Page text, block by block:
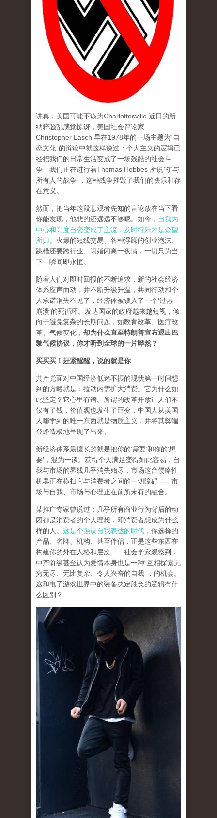
讲真，美国可能不该为Charlottesville 近日的新
纳粹骚乱感觉惊讶，美国社会评论家
Christopher Lasch 早在1978年的一场主题为“自
恋文化”的辩论中就这样说过：个人主义的逻辑已
经把我们的日常生活变成了一场残酷的社会斗
争，我们正在进行着Thomas Hobbes 所说的“与
所有人的战争”，这种战争摧毁了我们的快乐和存
在意义。
然而，把当年这段悲观者先知的言论放在当下看
你能发现，他悲的还远远不够呢。如今， 自我为
中心和高度自恋变成了主流，及时行乐才是众望
所归。火爆的短线交易、各种浮躁的创业泡沫、
跳槽还要跨行业、闪婚闪离一夜情，一切只为当
下，瞬间即永恒。
随着人们对即时回报的不断追求，新的社会经济
体系应声而动，并不断升级升温，共同行动和个
人承诺消失不见了，经济体被锁入了一个‘过热 -
崩溃’的死循环。发达国家的政府越来越短视，倾
向于避免复杂的长期问题，如教育改革、医疗改
革、气候变化， 却为什么直至特朗普宣布退出巴
黎气候协议，你才听到全球的一片哗然？
买买买！赶紧醒醒，说的就是你
共产党面对中国经济低迷不振的现状第一时间想
到的方略就是：拉动内需扩大消费。它为什么如
此坚定？它心里有谱。所谓的改革开放让人们不
仅有了钱，价值观也发生了巨变，中国人从美国
人哪学到的唯一东西就是物质主义，并将其弊端
登峰造极地呈现了出来。
新经济体系最擅长的就是把你的‘需要’和你的‘想
要’，混为一谈。获得个人满足变得如此容易，自
我与市场的界线几乎消失殆尽，市场这台侵略性
机器正在横扫它与消费者之间的一切障碍 ---- 市
场与自我、市场与心理正在前所未有的融合。
某推广专家曾说过：几乎所有商业行为背后的动
因都是消费者的个人理想，即消费者想成为什么
样的人。 这是个强调自我表达的时代 ，你选择的
产品、名牌、机构、甚至伴侣，正是这些东西在
构建你的外在人格和层次……社会学家观察到，
中产阶级甚至认为爱情本身也是一种“互相探索无
穷无尽、无比复杂、令人兴奋的自我”，的机会。
这和电子游戏世界中的装备决定胜负的逻辑有什
么区别？